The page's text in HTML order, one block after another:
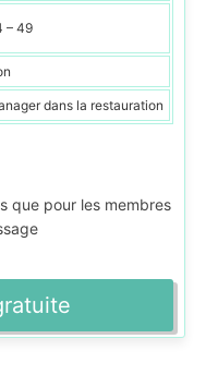
– 49
dans la restauration
que pour les membres